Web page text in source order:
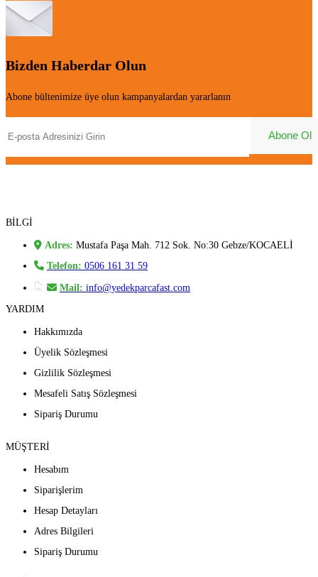
Bizden Haberdar Olun
Abone bültenimize üye olun kampanyalardan yararlanın
BİLGİ
Adres: Mustafa Paşa Mah. 712 Sok. No:30 Gebze/KOCAELİ
Telefon: 0506 161 31 59
Mail: info@yedekparcafast.com
YARDIM
Hakkımızda
Üyelik Sözleşmesi
Gizlilik Sözleşmesi
Mesafeli Satış Sözleşmesi
Sipariş Durumu
MÜŞTERİ
Hesabım
Siparişlerim
Hesap Detayları
Adres Bilgileri
Sipariş Durumu